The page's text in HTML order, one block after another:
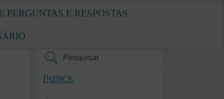
PERGUNTAS E RESPOSTAS
ÍNDICE